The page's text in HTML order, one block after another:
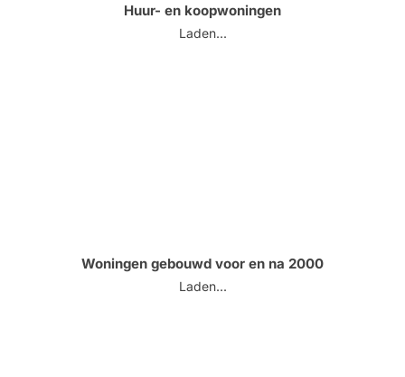
Huur- en koopwoningen
Laden...
Woningen gebouwd voor en na 2000
Laden...